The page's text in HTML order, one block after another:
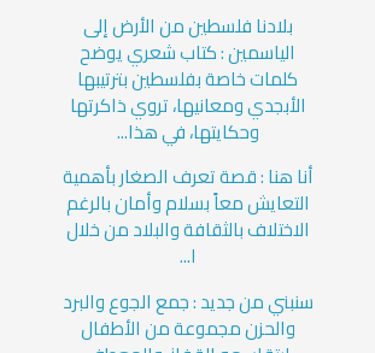
بلادنا فلسطين من الأرض إلى
الياسمين : كتاب شعري يوضح
كلمات خاصة بفلسطين بترتيبها
الأبجدي ومعانيها، تروي ذاكرتها
وحكايتها، في هذا...
أنا هنا : قصة تعرف الصغار بأهمية
التعايش معاً بسلام وأمان بالرغم
الاختلاف بالثقافة والبلاد من خلال
ا...
سنبني من جديد : جمع الجوع والبرد
والحزن مجموعة من الأطفال